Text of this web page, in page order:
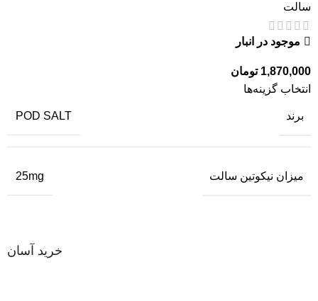
سالت
موجود در انبار
1,870,000 تومان
انتخاب گزینه‌ها
برند POD SALT
میزان نیکوتین سالت 25mg
خرید آسان